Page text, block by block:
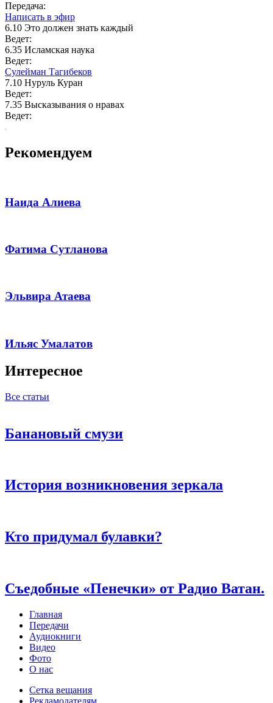
Передача:
Написать в эфир
6.10 Это должен знать каждый
Ведет:
6.35 Исламская наука
Ведет:
Сулейман Тагибеков
7.10 Нуруль Куран
Ведет:
7.35 Высказывания о нравах
Ведет:
Рекомендуем
Наида Алиева
Фатима Сутланова
Эльвира Атаева
Ильяс Умалатов
Интересное
Все статьи
Банановый смузи
История возникновения зеркала
Кто придумал булавки?
Съедобные «Пенечки» от Радио Ватан.
Главная
Передачи
Аудиокниги
Видео
Фото
О нас
Сетка вещания
Рекламодателям